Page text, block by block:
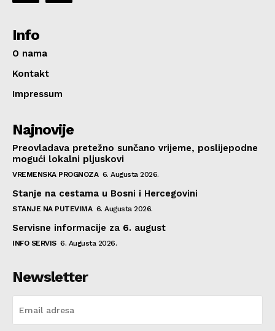
Info
O nama
Kontakt
Impressum
Najnovije
Preovladava pretežno sunčano vrijeme, poslijepodne
mogući lokalni pljuskovi
VREMENSKA PROGNOZA 6. Augusta 2026.
Stanje na cestama u Bosni i Hercegovini
STANJE NA PUTEVIMA 6. Augusta 2026.
Servisne informacije za 6. august
INFO SERVIS 6. Augusta 2026.
Newsletter